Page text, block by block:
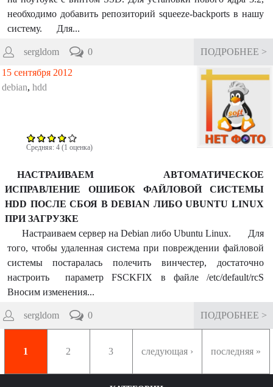
необходимо добавить репозиторий squeeze-backports в нашу
систему. Для...
sergldom ПОДРОБНЕЕ >
0
15 сентября 2012
debian, hdd
Средняя: 4 (1 оценка)
НАСТРАИВАЕМ АВТОМАТИЧЕСКОЕ
ИСПРАВЛЕНИЕ ОШИБОК ФАЙЛОВОЙ СИСТЕМЫ
HDD ПОСЛЕ СБОЯ В DEBIAN ЛИБО UBUNTU LINUX
ПРИ ЗАГРУЗКЕ
Настраиваем сервер на Debian либо Ubuntu Linux. Для
того, чтобы удаленная система при повреждении файловой
системы постаралась полечить винчестер, достаточно
настроить параметр FSCKFIX в файле /etc/default/rcS
Вносим изменения...
sergldom ПОДРОБНЕЕ >
0
С
а
1 2 3 следующая › последняя »